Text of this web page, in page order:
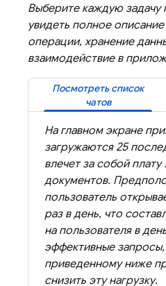
Выберите каждую задачу
увидеть полное
операции, хранение
взаимодействие в
Посмотреть список
чатов
На главном экране
загружаются 25
влечет за собой
документов.
пользователь
раз в день, что
на пользователя в
эффективные
приведенному ниже
снизить эту нагрузку.